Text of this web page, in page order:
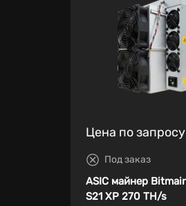
Цена по запросу
Под заказ
ASIC майнер
S21 XP 270 TH/s